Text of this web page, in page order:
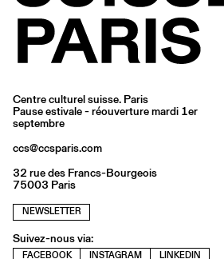
Centre culturel suisse. Paris
Pause estivale - réouverture mardi 1er
septembre
ccs@ccsparis.com
32 rue des Francs-Bourgeois
75003 Paris
NEWSLETTER
Suivez-nous via:
FACEBOOK INSTAGRAM LINKEDIN